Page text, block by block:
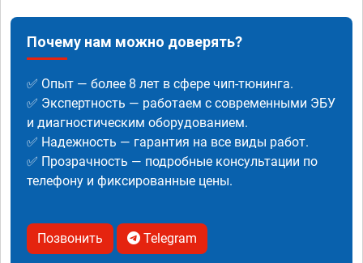
Почему нам можно доверять?
✅ Опыт — более 8 лет в сфере чип-тюнинга.
✅ Экспертность — работаем с современными ЭБУ
и диагностическим оборудованием.
✅ Надежность — гарантия на все виды работ.
✅ Прозрачность — подробные консультации по
телефону и фиксированные цены.
Позвонить Telegram